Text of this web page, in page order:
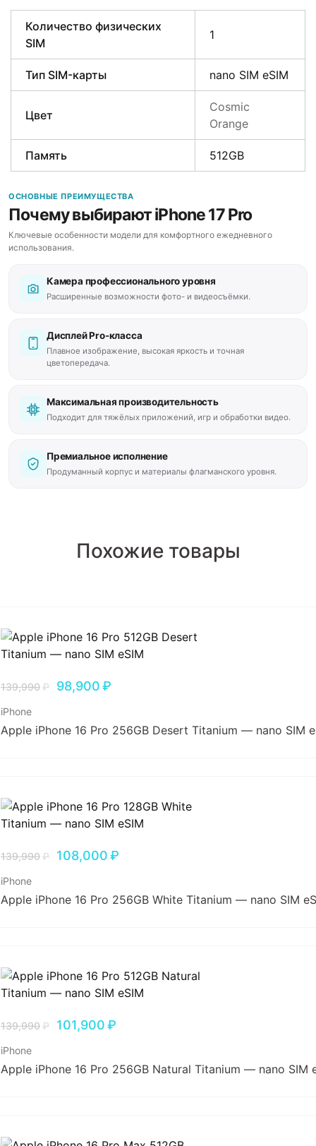
Количество физических
SIM
1
Тип SIM-карты nano SIM eSIM
Цвет
Cosmic
Orange
Память 512GB
ОСНОВНЫЕ ПРЕИМУЩЕСТВА
Почему выбирают iPhone 17 Pro
Ключевые особенности модели для комфортного ежедневного
использования.
Камера профессионального уровня
Расширенные возможности фото- и видеосъёмки.
Дисплей Pro-класса
Плавное изображение, высокая яркость и точная
цветопередача.
Максимальная производительность
Подходит для тяжёлых приложений, игр и обработки видео.
Премиальное исполнение
Продуманный корпус и материалы флагманского уровня.
Похожие товары
139,990₽ 98,900₽
iPhone
Apple iPhone 16 Pro 256GB Desert Titanium — nano SIM
139,990₽ 108,000₽
iPhone
Apple iPhone 16 Pro 256GB White Titanium — nano SIM
139,990₽ 101,900₽
iPhone
Apple iPhone 16 Pro 256GB Natural Titanium — nano SIM